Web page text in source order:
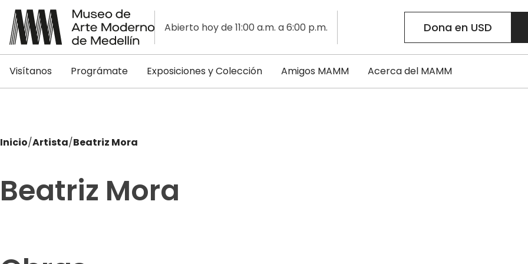
Abierto hoy de 11:00 a.m. a 6:00 p.m. Dona en USD
Visítanos Prográmate Exposiciones y Colección Amigos MAMM Acerca del MAMM
Inicio/Artista/Beatriz Mora
Beatriz Mora